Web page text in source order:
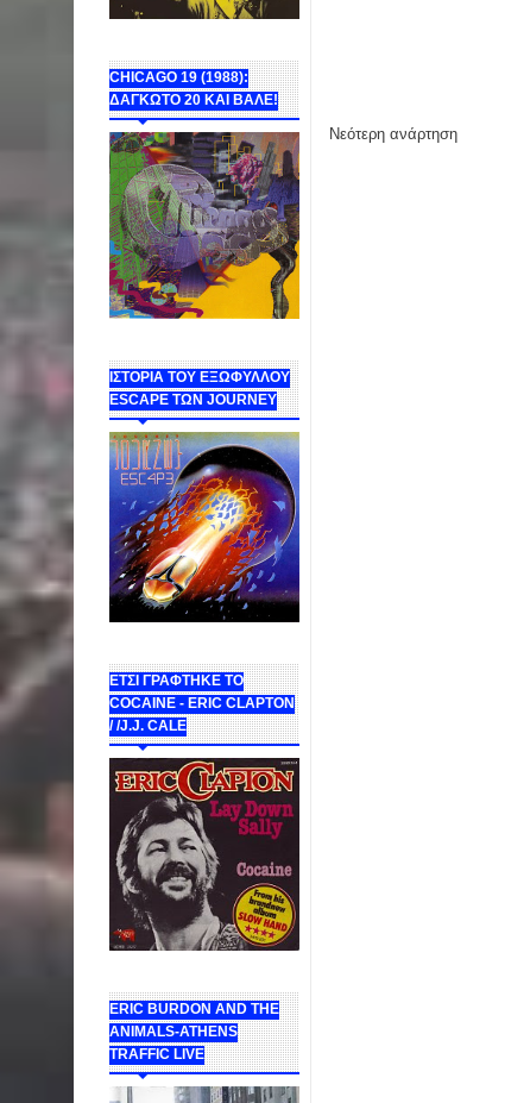
CHICAGO 19 (1988):
ΔΑΓΚΩΤΟ 20 ΚΑΙ ΒΑΛΕ!
ΙΣΤΟΡΙΑ ΤΟΥ ΕΞΩΦΥΛΛΟΥ
ESCAPE ΤΩΝ JOURNEY
ΕΤΣΙ ΓΡΑΦΤΗΚΕ ΤΟ
COCAINE - ERIC CLAPTON
/ /J.J. CALE
ERIC BURDON AND THE
ANIMALS-ATHENS
TRAFFIC LIVE
Νεότερη ανάρτηση